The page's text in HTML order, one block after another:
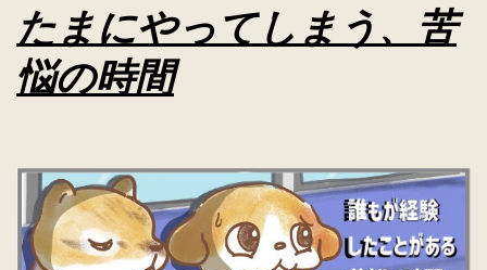
たまにやってしまう、苦
悩の時間